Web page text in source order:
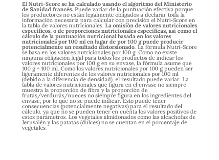
El Nutri-Score se ha calculado usando el algoritmo del Ministerio
de Sanidad francés. Puede variar de la puntuación efectiva porque
los productores no están legalmente obligados a declarar toda la
información necesaria para calcular con precisión el Nutri-Score en
la tabla de valores nutricionales. La omisión de valores nutricionales
específicos, o de proporciones nutricionales específicas, así como el
cálculo de la puntuación nutricional basada en los valores
nutricionales por 100 ml en lugar de por 100 g puede producir
potencialmente un resultado distorsionado. La fórmula Nutri-Score
se basa en los valores nutricionales por 100 g. Como no existe
ninguna obligación legal para todos los productos de indicar los
valores nutricionales por 100 g en su envase, la fórmula asume que
100 g = 100 ml. Como los valores nutricionales por 100 g pueden ser
ligeramente diferentes de los valores nutricionales por 100 ml
(debido a la diferencia de densidad), el resultado puede variar. La
tabla de valores nutricionales que figura en el envase no siempre
muestra la proporción de fibra y la proporción de
frutas/verduras/nueces no siempre figura en los ingredientes del
envase, por lo que no se puede indicar. Esto puede tener
consecuencias (potencialmente negativas) para el resultado del
cálculo, ya que no se pueden tener en cuenta los valores positivos de
estos parámetros. Los vegetales almidonados como las alcachofas de
Jerusalén y las patatas (dulces) no se cuentan en el porcentaje de
vegetales.